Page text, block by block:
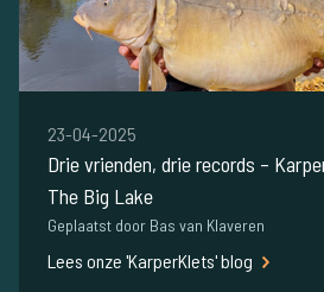
23-04-2025
Drie vrienden, drie records –
The Big Lake
Geplaatst door Bas van Klaveren
Lees onze 'KarperKlets' blog